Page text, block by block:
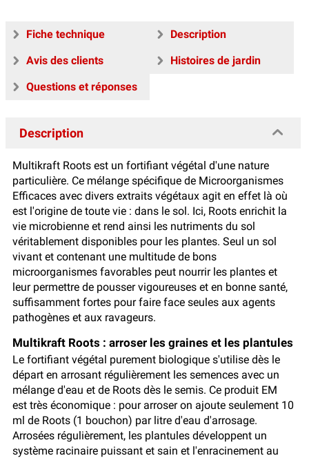
Fiche technique
Description
Avis des clients
Histoires de jardin
Questions et réponses
Description
Multikraft Roots est un fortifiant végétal d'une nature
particulière. Ce mélange spécifique de Microorganismes
Efficaces avec divers extraits végétaux agit en effet là où
est l'origine de toute vie : dans le sol. Ici, Roots enrichit la
vie microbienne et rend ainsi les nutriments du sol
véritablement disponibles pour les plantes. Seul un sol
vivant et contenant une multitude de bons
microorganismes favorables peut nourrir les plantes et
leur permettre de pousser vigoureuses et en bonne santé,
suffisamment fortes pour faire face seules aux agents
pathogènes et aux ravageurs.
Multikraft Roots : arroser les graines et les plantules
Le fortifiant végétal purement biologique s'utilise dès le
départ en arrosant régulièrement les semences avec un
mélange d'eau et de Roots dès le semis. Ce produit EM
est très économique : pour arroser on ajoute seulement 10
ml de Roots (1 bouchon) par litre d'eau d'arrosage.
Arrosées régulièrement, les plantules développent un
système racinaire puissant et sain et l'enracinement au